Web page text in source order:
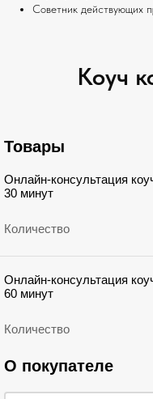
Советник действующих
Коуч
Товары
Онлайн-консультация
30 минут
Количество
Онлайн-консультация
60 минут
Количество
О покупателе